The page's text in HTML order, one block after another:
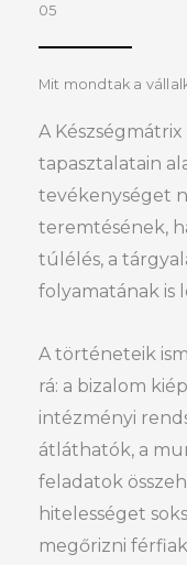
05
Mit mondtak a
A
tapasztalatain
tevékenységet
teremtésének,
túlélés, a
folyamatának is
A történeteik
rá: a bizalom
intézményi
átláthatók, a
feladatok
hitelességet
megőrizni